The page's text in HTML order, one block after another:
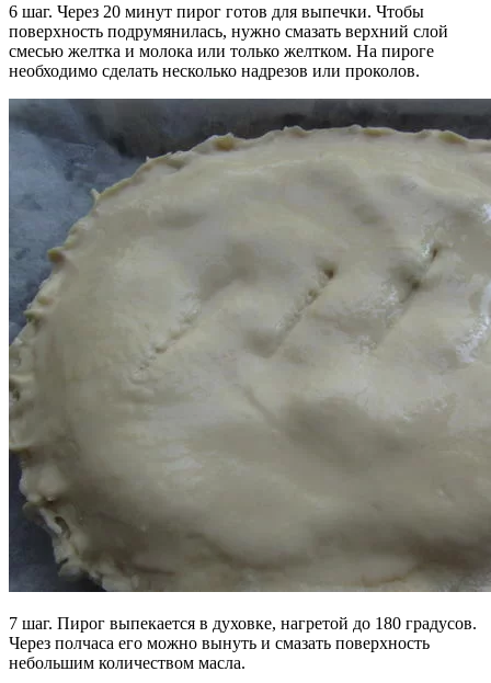
6 шаг. Через 20 минут пирог готов для выпечки. Чтобы
поверхность подрумянилась, нужно смазать верхний слой
смесью желтка и молока или только желтком. На пироге
необходимо сделать несколько надрезов или проколов.
7 шаг. Пирог выпекается в духовке, нагретой до 180 градусов.
Через полчаса его можно вынуть и смазать поверхность
небольшим количеством масла.